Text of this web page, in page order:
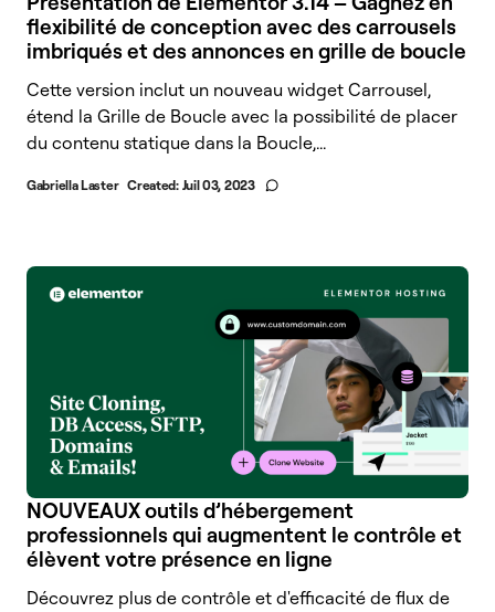
flexibilité de conception avec des carrousels
imbriqués et des annonces en grille de boucle
Cette version inclut un nouveau widget Carrousel,
étend la Grille de Boucle avec la possibilité de placer
du contenu statique dans la Boucle,...
Gabriella Laster Created: Juil 03, 2023
NOUVEAUX outils d’hébergement
professionnels qui augmentent le contrôle et
élèvent votre présence en ligne
Découvrez plus de contrôle et d'efficacité de flux de